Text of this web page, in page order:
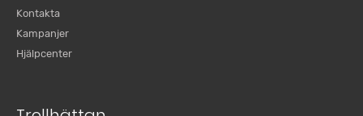
Kontakta
Kampanjer
Hjälpcenter